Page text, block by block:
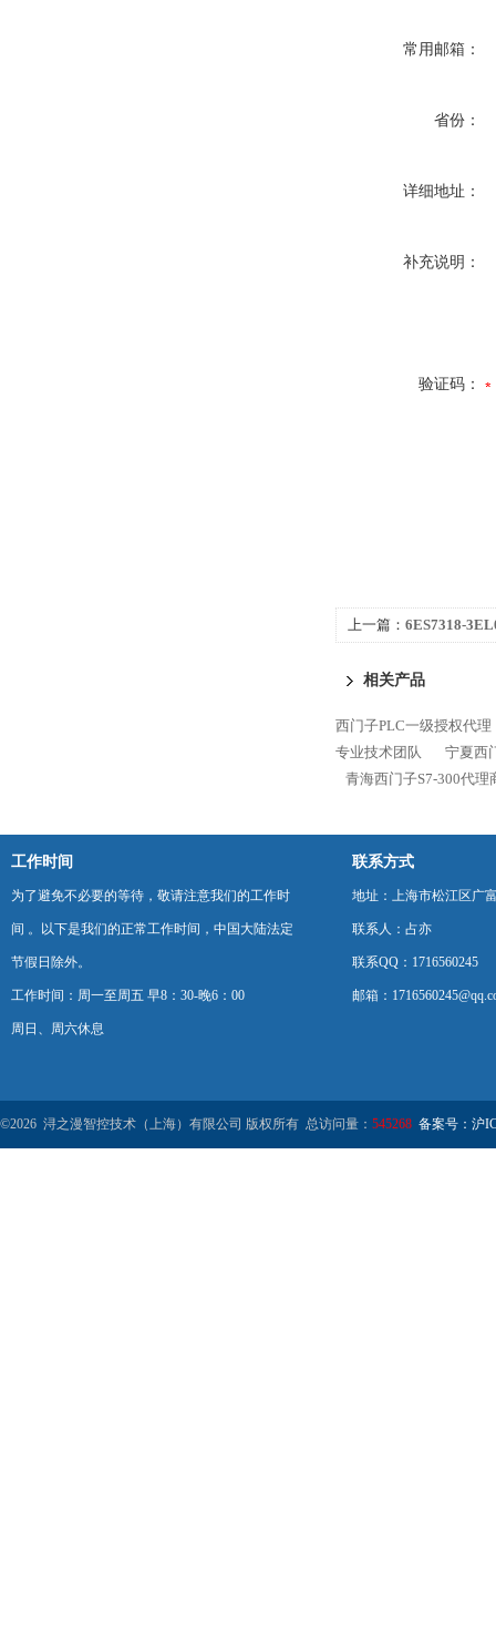
常用邮箱：
省份：
详细地址：
补充说明：
验证码：
上一篇： 6ES7318-
相关产品
西门子PLC一级授权代理
专业技术团队
宁夏西
青海西门子S7-300代理
工作时间
为了避免不必要的等待，敬请注意我们的工作时
间 。以下是我们的正常工作时间，中国大陆法定
节假日除外。
工作时间：周一至周五 早8：30-晚6：00
周日、周六休息
联系方式
地址：上海市松江区广
联系人：占亦
联系QQ：1716560245
邮箱：
©2026 浔之漫智控技术（上海）有限公司 版权所有 总访问量： 545268 备案号：沪